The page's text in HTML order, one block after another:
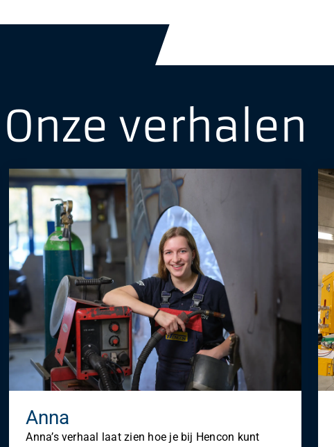
Onze verhalen
Anna
Anna’s verhaal laat zien hoe je bij Hencon kunt
URL*